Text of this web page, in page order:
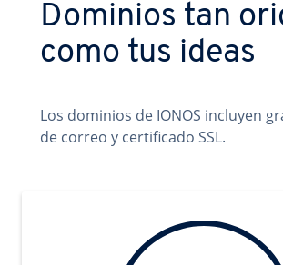
Dominios tan
como tus ideas
Los dominios de IONOS incluyen
de correo y certificado SSL.